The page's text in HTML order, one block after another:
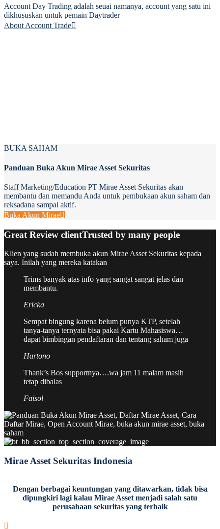
Account Day Trading adalah seuai namanya, account yang satu ini
dikhususkan untuk pemain Daytrader
About Account Trade
BUKA SAHAM
Panduan Buka Akun Mirae Asset Sekuritas
Staff Marketing/Education PT Mirae Asset Sekuritas akan
membantu dan memandu Anda untuk pembukaan akun saham dan
reksadana sampai aktif.
Buka Akun Mirae
Great Review clientTrusted by many people
Klien yang sudah membuka akun Mirae Asset Sekuritas kepada
saya. Inilah yang mereka katakan
Trims banyak atas info yang sangat sangat jelas dan
membantu.
Ericka
Sempat bingung karena belum punya KTP, setelah
tanya-tanya ternyata bisa pakai Kartu Mahasiswa…
dapat bimbingan pendaftaran dan tentang saham juga
Hartono
Thank’s Bos supportnya….wa jam 11 malam masih
tetap dibalas
Faisol
Mirae Asset Sekuritas Indonesia
Dengan berbagai keuntungan yang ditawarkan, tidak bisa
dipungkiri lagi kalau Mirae Asset menjadi salah satu
perusahaan sekuritas yang terbaik